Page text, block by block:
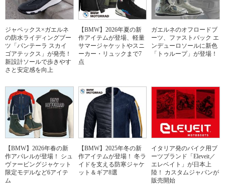
ジャペックス×ガエルネ
の防水ライディングブー
ツ「パンテーラ スカイ
ゴアテックス」が発売！
新設計ソールで歩きやす
さと安定感を向上
【BMW】2026年夏の新
作アイテムが登場、軽量
サマージャケットやスニ
ーカー・リュックまで7
点
ガエルネのオフロードブ
ーツ、ファストバック エ
ンデューロソールに新色
「トゥループ」が登場！
【BMW】2026年春の新
作アパレルが登場！ シュ
ヴァービングジャケット
限定モデルなど6アイテ
ム
【BMW】2025年冬の新
作アイテムが登場！ 冬ラ
イドを支える防寒ジャケ
ット＆ギア8選
イタリア発のバイク用ブ
ーツブランド「Eleveit／
エレベイト」が日本上
陸！ カスタムジャパンが
販売開始